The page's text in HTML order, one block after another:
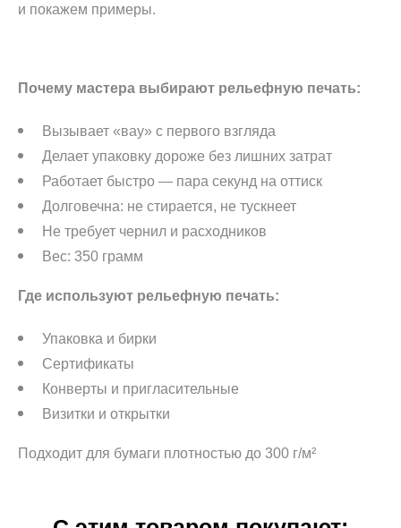
и покажем примеры.
Почему мастера выбирают рельефную печать:
Вызывает «вау» с первого взгляда
Делает упаковку дороже без лишних затрат
Работает быстро — пара секунд на оттиск
Долговечна: не стирается, не тускнеет
Не требует чернил и расходников
Вес: 350 грамм
Где используют рельефную печать:
Упаковка и бирки
Сертификаты
Конверты и пригласительные
Визитки и открытки
Подходит для бумаги плотностью до 300 г/м²